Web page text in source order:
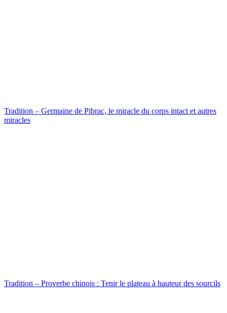
Tradition – Germaine de Pibrac, le miracle du corps intact et autres
miracles
Tradition – Proverbe chinois : Tenir le plateau à hauteur des sourcils